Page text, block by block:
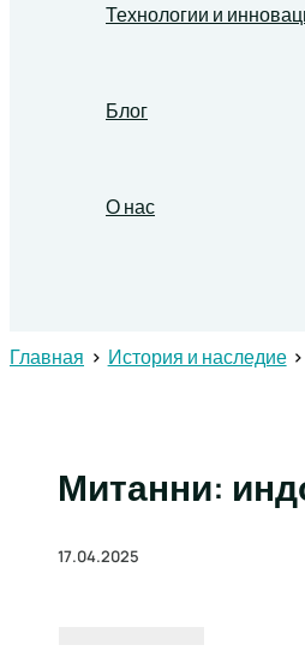
Технологии и
Блог
О нас
Главная История и наследие
Митанни:
17.04.2025